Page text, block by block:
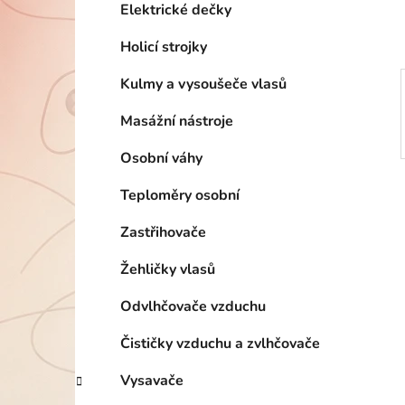
e
Elektrické dečky
Holicí strojky
Kulmy a vysoušeče vlasů
Masážní nástroje
Osobní váhy
Teploměry osobní
Zastřihovače
Žehličky vlasů
Odvlhčovače vzduchu
Čističky vzduchu a zvlhčovače
Vysavače